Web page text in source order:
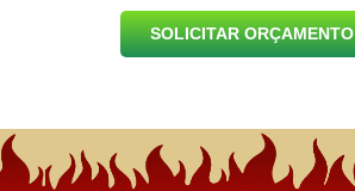
SOLICITAR ORÇAMENTO